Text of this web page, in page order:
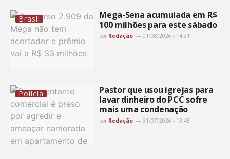
Brasil
Mega-Sena acumulada em R$
100 milhões para este sábado
por Redação 01/08/2026 - 14:31
Polícia
Pastor que usou igrejas para
lavar dinheiro do PCC sofre
mais uma condenação
por Redação 31/07/2026 - 13:45